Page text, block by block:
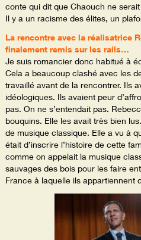
conte qui dit que Chaouch ne
Il y a un racisme des élites, un
La rencontre avec la réalisatrice
finalement remis sur les rails…
Je suis romancier donc habitué à
Cela a beaucoup clashé avec les
travaillé avant de la rencontrer. Ils
idéologiques. Ils avaient peur
pas. On ne s’entendait pas.
bouquins. Elle les avait très bien
de musique classique. Elle a vu à
était d’inscrire l’histoire de cette
comme on appelait la musique
sauvages des bois pour les faire
France à laquelle ils appartiennent